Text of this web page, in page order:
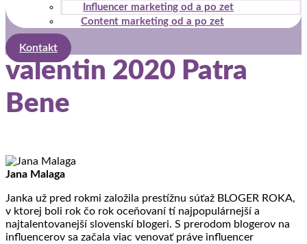
Influencer marketing od a po zet
Content marketing od a po zet
Kontakt
valentin 2020 Patra
Bene
Jana Malaga
Janka už pred rokmi založila prestížnu súťaž BLOGER ROKA,
v ktorej boli rok čo rok oceňovaní tí najpopulárnejší a
najtalentovanejší slovenskí blogeri. S prerodom blogerov na
influencerov sa začala viac venovať práve influencer